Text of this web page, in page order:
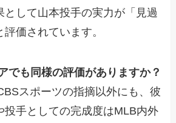
として山本投手の実力が「見過
価されています。
でも同様の評価がありますか？
スポーツの指摘以外にも、彼
投手としての完成度はMLB内外